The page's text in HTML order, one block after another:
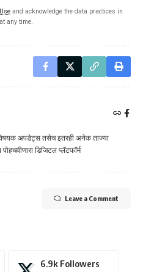
and acknowledge the data practices in
any time.
विषयक अपडेट्स तसेच इतरही अनेक ताज्या
पोहचवीणारा डिजिटल प्लॅटफॉर्म
Leave a Comment
6.9k Followers